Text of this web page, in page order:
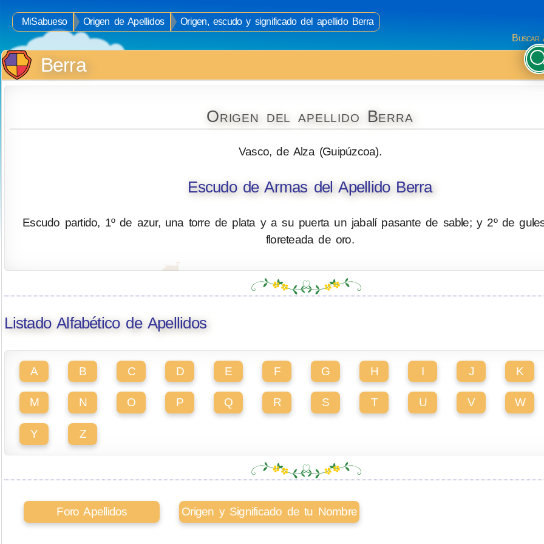
MiSabueso Origen de Apellidos
Origen, escudo y significado del apellido Berra
Buscar
Berra
Origen del apellido Berra
Vasco, de Alza (Guipúzcoa).
Escudo de Armas del Apellido Berra
Escudo partido, 1º de azur, una torre de plata y a su puerta un jabalí pasante de sable; y 2º de
floreteada de oro.
Listado Alfabético de Apellidos
A B C D E F G H I J K
M N O P Q R S T U V W
Y Z
Foro Apellidos Origen y Significado de tu Nombre